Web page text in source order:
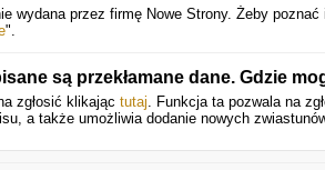
wydana przez firmę Nowe Strony. Żeby
".
są przekłamane dane. Gdzie
zgłosić klikając tutaj. Funkcja ta pozwala na
a także umożliwia dodanie nowych